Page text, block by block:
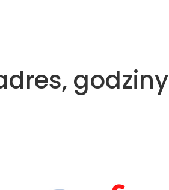
godziny